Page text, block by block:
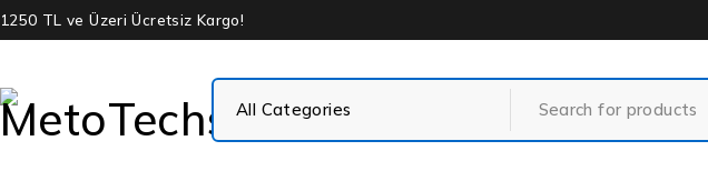
1250 TL ve Üzeri Ücretsiz Kargo!